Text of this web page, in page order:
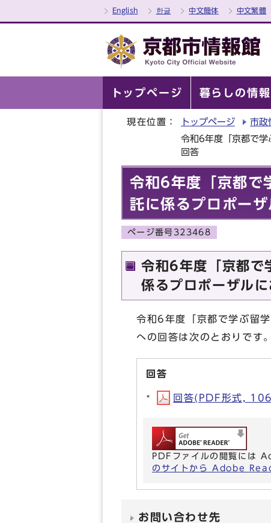
English 한글 中文簡体 中文繁體
トップページ 暮らしの情報
現在位置： トップページ 市政
令和6年度「京都で学
回答
令和6年度「京都で
託に係るプロポー
ページ番号323468
令和6年度「京都で
係るプロポーザル
令和6年度「京都で学ぶ留
への回答は次のとおりです。
回答
回答(PDF形式,
PDFファイルの閲覧には
のサイトから Adobe
お問い合わせ先